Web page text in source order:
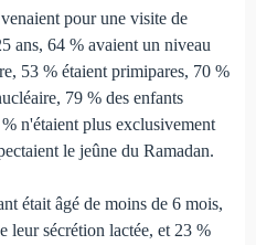
pour une visite de
ans, 64 % avaient un niveau
53 % étaient primipares, 70 %
79 % des enfants
n'étaient plus exclusivement
le jeûne du Ramadan.
était âgé de moins de 6 mois,
leur sécrétion lactée, et 23 %